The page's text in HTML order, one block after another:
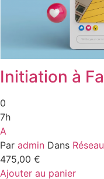
Initiation à
0
7h
A
Par admin Dans
475,00 €
Ajouter au panier